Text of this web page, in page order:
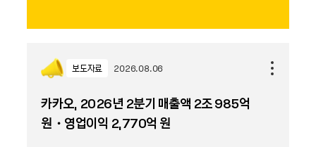
보도자료 2026.08.06
카카오, 2026년 2분기 매출액 2조 985억
원・영업이익 2,770억 원